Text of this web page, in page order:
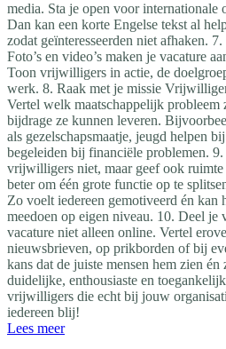
media. Sta je open voor
Dan kan een korte Engelse tekst al
zodat geïnteresseerden niet afhaken.
Foto’s en video’s maken je vacature
Toon vrijwilligers in actie, de
werk. 8. Raak met je missie
Vertel welk maatschappelijk probleem
bijdrage ze kunnen leveren.
als gezelschapsmaatje, jeugd helpen
begeleiden bij financiële problemen.
vrijwilligers niet, maar geef ook
beter om één grote functie op te
Zo voelt iedereen gemotiveerd én kan
meedoen op eigen niveau. 10. Deel je
vacature niet alleen online. Vertel
nieuwsbrieven, op prikborden of bij
kans dat de juiste mensen hem zien én
duidelijke, enthousiaste en
vrijwilligers die echt bij jouw
iedereen blij!
Lees meer